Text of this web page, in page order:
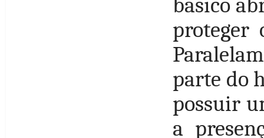
básico
proteger
parte do
possuir
a